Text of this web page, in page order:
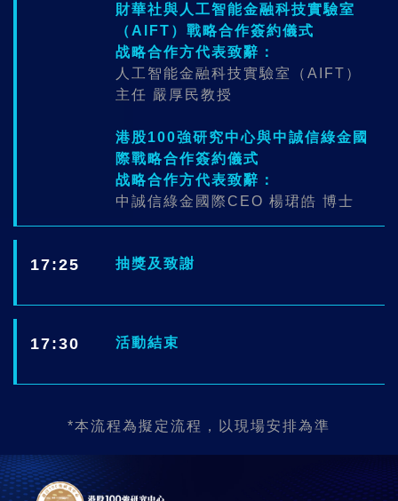
財華社與人工智能金融科技實驗室
（AIFT）戰略合作簽約儀式
战略合作方代表致辭：
人工智能金融科技實驗室（AIFT）
主任 嚴厚民教授
港股100強研究中心與中誠信綠金國
際戰略合作簽約儀式
战略合作方代表致辭：
中誠信綠金國際CEO 楊珺皓 博士
17:25 抽獎及致謝
17:30 活動結束
*本流程為擬定流程，以現場安排為準